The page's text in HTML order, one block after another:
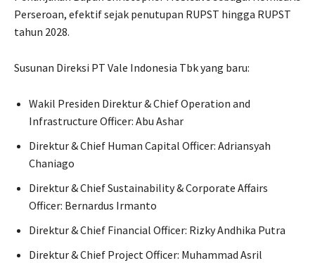
Perseroan, efektif sejak penutupan RUPST hingga RUPST
tahun 2028.
Susunan Direksi PT Vale Indonesia Tbk yang baru:
Wakil Presiden Direktur & Chief Operation and
Infrastructure Officer: Abu Ashar
Direktur & Chief Human Capital Officer: Adriansyah
Chaniago
Direktur & Chief Sustainability & Corporate Affairs
Officer: Bernardus Irmanto
Direktur & Chief Financial Officer: Rizky Andhika Putra
Direktur & Chief Project Officer: Muhammad Asril